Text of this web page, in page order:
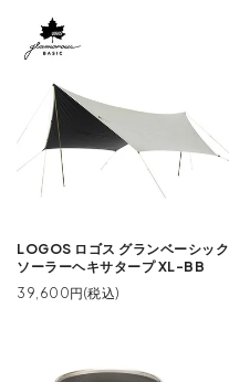
LOGOS ロゴス グランベーシック
ソーラーヘキサタープ XL-BB
39,600円(税込)